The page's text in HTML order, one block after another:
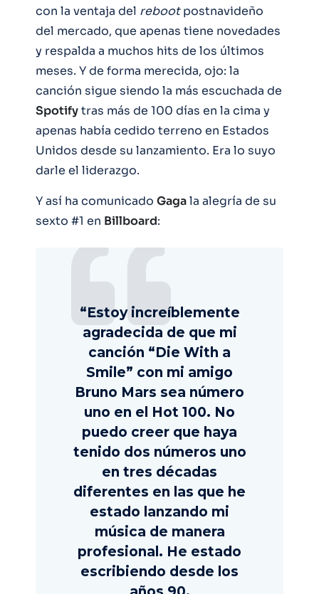
con la ventaja del rebootpostnavideño
del mercado, que apenas tiene novedades
y respalda a muchos hits de los últimos
meses. Y de forma merecida, ojo: la
canción sigue siendo la más escuchada de
Spotifytras más de 100 días en la cima y
apenas había cedido terreno en Estados
Unidos desde su lanzamiento. Era lo suyo
darle el liderazgo.
Y así ha comunicado Gagala alegría de su
sexto #1 en Billboard:
“Estoy increíblemente
agradecida de que mi
canción “Die With a
Smile” con mi amigo
Bruno Mars sea número
uno en el Hot 100. No
puedo creer que haya
tenido dos números uno
en tres décadas
diferentes en las que he
estado lanzando mi
música de manera
profesional. He estado
escribiendo desde los